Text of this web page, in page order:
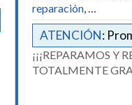
reparación, …
ATENCIÓN:
¡¡¡REPARAMOS Y
TOTALMENTE